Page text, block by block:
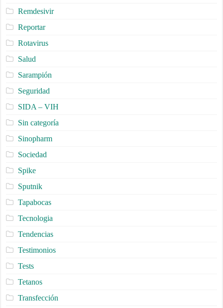
Remdesivir
Reportar
Rotavirus
Salud
Sarampión
Seguridad
SIDA – VIH
Sin categoría
Sinopharm
Sociedad
Spike
Sputnik
Tapabocas
Tecnologia
Tendencias
Testimonios
Tests
Tetanos
Transfección